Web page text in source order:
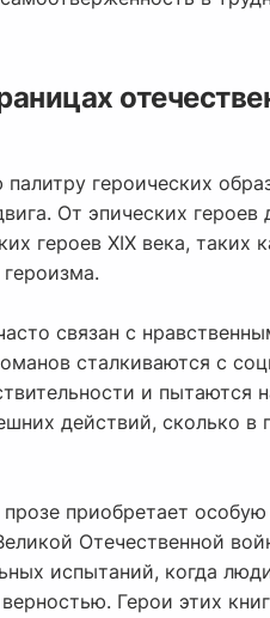
героических
От эпических
героев XIX века,
связан с
сталкиваются с
и пытаются
действий, сколько в
приобретает
Отечественной
испытаний, когда
Герои этих